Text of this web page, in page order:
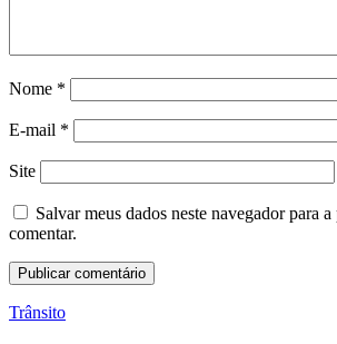
Nome *
E-mail *
Site
Salvar meus dados neste navegador para
comentar.
Trânsito